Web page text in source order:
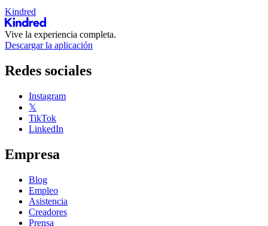
Kindred
Vive la experiencia completa.
Descargar la aplicación
Redes sociales
Instagram
𝕏
TikTok
LinkedIn
Empresa
Blog
Empleo
Asistencia
Creadores
Prensa